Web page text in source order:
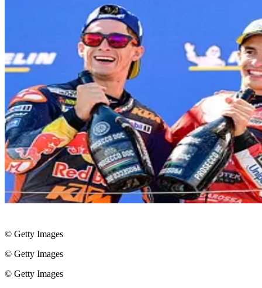
© Getty Images
© Getty Images
© Getty Images